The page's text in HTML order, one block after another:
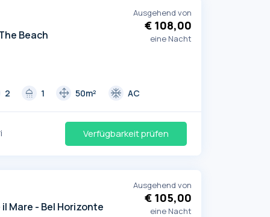
Beach
Ausgehend von
€ 108,00
eine Nacht
2 shower 1 drag_pan 50m² ac_unit AC
Verfügbarkeit prüfen
il Mare - Bel Horizonte
Ausgehend von
€ 105,00
eine Nacht